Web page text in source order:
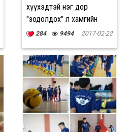
хүүхэдтэй нэг дор
"зодолдох" л хамгийн
хэцүү байсан
284 9494 2017-02-22